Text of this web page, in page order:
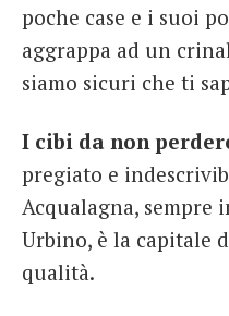
poche case e i suoi
aggrappa ad un
siamo sicuri che ti
I cibi da non
pregiato e
Acqualagna, sempre
Urbino, è la capitale
qualità.